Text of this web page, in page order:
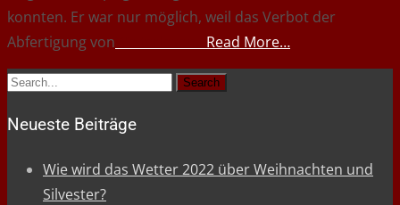
konnten. Er war nur möglich, weil das Verbot der
Abfertigung von
Read More…
Search
Neueste Beiträge
Wie wird das Wetter 2022 über Weihnachten und
Silvester?